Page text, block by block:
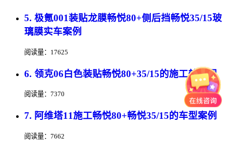
5. 极氪001装贴龙膜畅悦80+侧后挡畅悦35/15玻
璃膜实车案例
阅读量：17625
6. 领克06白色装贴畅悦80+35/15的施工效果图
阅读量：7370
7. 阿维塔11施工畅悦80+畅悦35/15的车型案例
阅读量：7662